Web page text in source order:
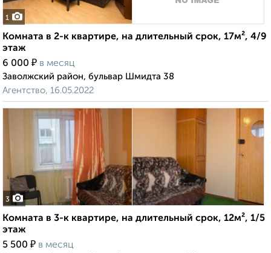
1
Комната в 2-к квартире, на длительный срок, 17м², 4/9
этаж
6 000 ₽ в месяц
Заволжский район, бульвар Шмидта 38
Агентство, 16.05.2022
3
Комната в 3-к квартире, на длительный срок, 12м², 1/5
этаж
5 500 ₽ в месяц